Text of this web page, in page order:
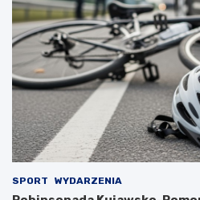
SPORT WYDARZENIA